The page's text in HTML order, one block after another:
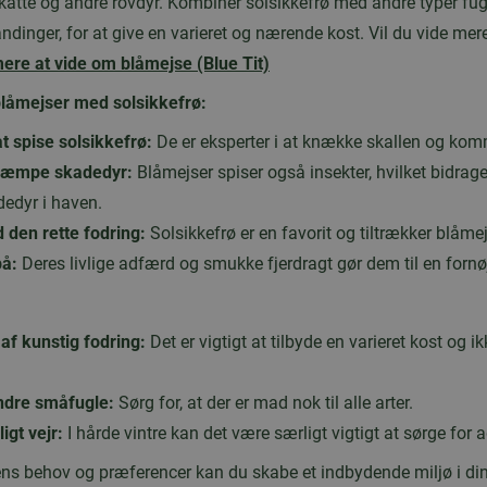
for at give en varieret og nærende kost. Vil du vide
at vide om blåmejse (Blue Tit)
med solsikkefrø:
spise solsikkefrø: De er eksperter i at knække skallen og
skadedyr: Blåmejser spiser også insekter, hvilket
i haven.
rette fodring: Solsikkefrø er en favorit og tiltrækker
Deres livlige adfærd og smukke fjerdragt gør dem til en
kunstig fodring: Det er vigtigt at tilbyde en varieret kost og
småfugle: Sørg for, at der er mad nok til alle arter.
vejr: I hårde vintre kan det være særligt vigtigt at sørge for
behov og præferencer kan du skabe et indbydende miljø i